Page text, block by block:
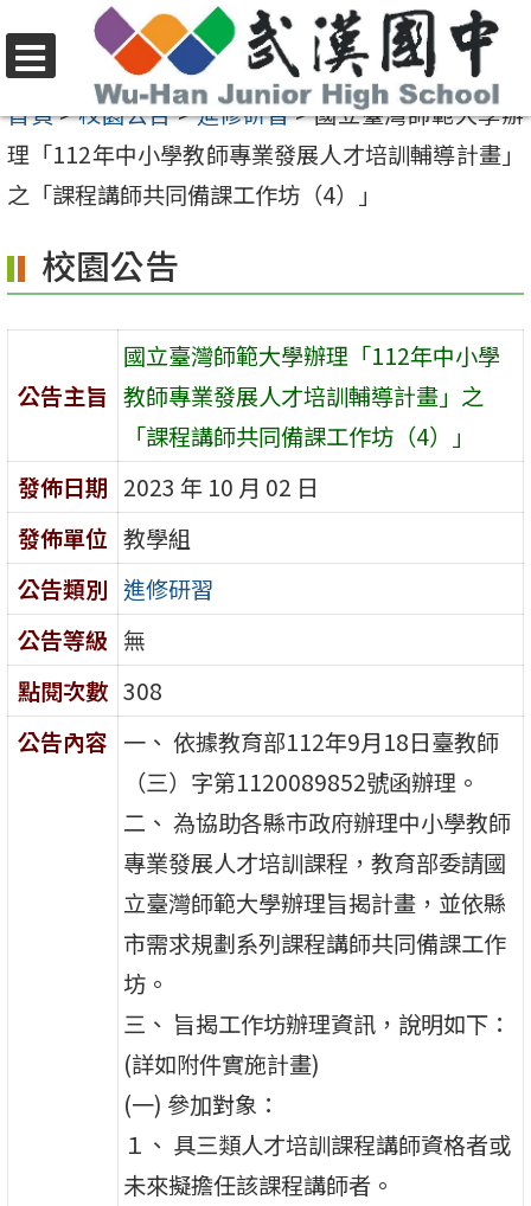
至
要
內
區
選
單
首頁>校園公告>進修研習>國立臺灣師範大學辦
理「112年中小學教師專業發展人才培訓輔導計畫」
之「課程講師共同備課工作坊（4）」
校園公告
公告主旨
國立臺灣師範大學辦理「112年中小學
教師專業發展人才培訓輔導計畫」之
「課程講師共同備課工作坊（4）」
發佈日期 2023 年 10 月 02 日
發佈單位 教學組
公告類別 進修研習
公告等級 無
點閱次數 308
公告內容 一、 依據教育部112年9月18日臺教師
（三）字第1120089852號函辦理。
二、 為協助各縣市政府辦理中小學教師
專業發展人才培訓課程，教育部委請國
立臺灣師範大學辦理旨揭計畫，並依縣
市需求規劃系列課程講師共同備課工作
坊。
三、 旨揭工作坊辦理資訊，說明如下：
(詳如附件實施計畫)
(一) 參加對象：
１、 具三類人才培訓課程講師資格者或
未來擬擔任該課程講師者。